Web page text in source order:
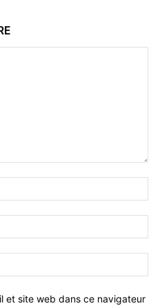
et site web dans ce navigateur